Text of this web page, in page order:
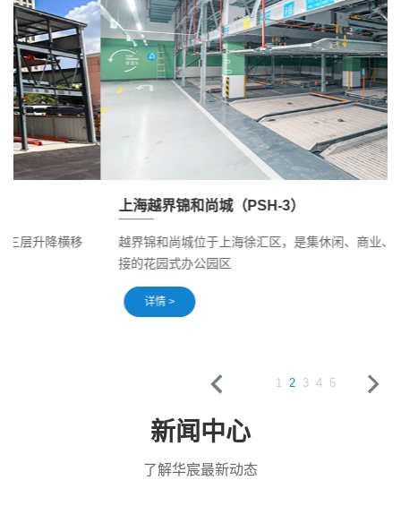
上海越界锦和尚城（PSH-3）
越界锦和尚城位于上海徐汇区，是集休闲、商业、社区无缝连
接的花园式办公园区
1 2 3 4 5
新闻中心
了解华宸最新动态